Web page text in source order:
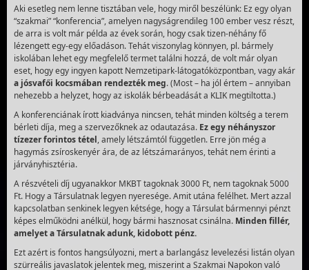
Aki esetleg nem lenne tisztában vele, hogy miről beszélünk: Ez egy olyan
“szakmai” “konferencia”, amelyen nagyságrendileg 100 ember vesz részt,
de arra is volt már példa az évek során, hogy csak tizen-néhány fő
lézengett egy-egy előadáson. Tehát viszonylag könnyen, pl. bármely
iskolában lehet egy megfelelő termet találni hozzá, de volt már olyan
eset, hogy egy ingyen kapott Nemzetipark-látogatóközpontban, vagy akár
a jósvafői kocsmában rendezték meg. (Most – ha jól értem – annyiban
nehezebb a helyzet, hogy az iskolák bérbeadását a KLIK megtiltotta.)
A konferenciának írott kiadványa nincsen, tehát minden költség a terem
bérleti díja, meg a szervezőknek az odautazása. Ez egy néhányszor
tízezer forintos tétel, amely létszámtól független. Erre jön még a
hagymás zsíroskenyér ára, de az létszámarányos, tehát nem érinti a
járványhisztéria.
A részvételi díj ugyanakkor MKBT tagoknak 3000 Ft, nem tagoknak 5000
Ft. Hogy a Társulatnak legyen nyeresége. Amit utána felélhet. Mert azzal
kapcsolatban senkinek legyen kétsége, hogy a Társulat bármennyi pénzt
képes elműködni anélkül, hogy bármi hasznosat csinálna. Minden fillér,
amelyet a Társulatnak adunk, kidobott pénz.
Ezt azért is fontos hangsúlyozni, mert a barlangász levelezési listán olyan
szürreális javaslatok jelentek meg, miszerint a Szakmai Napokon való